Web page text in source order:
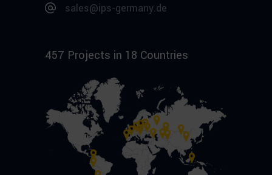
sales@ips-germany.de
457 Projects in 18 Countries